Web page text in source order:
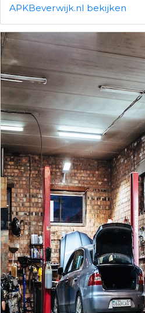
APKBeverwijk.nl bekijken